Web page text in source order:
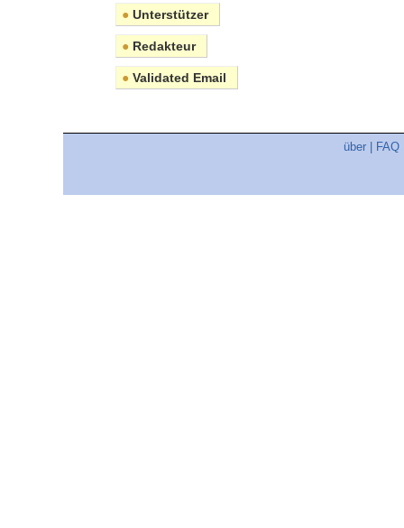
● Unterstützer
● Redakteur
● Validated Email
über FAQ